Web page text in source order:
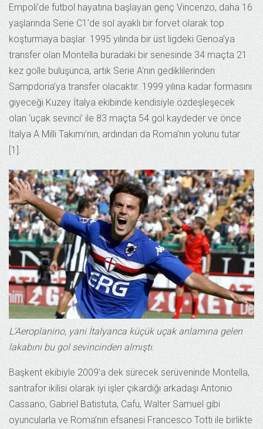
Empoli’de futbol hayatına başlayan genç Vincenzo, daha 16
yaşlarında Serie C1’de sol ayaklı bir forvet olarak top
koşturmaya başlar. 1995 yılında bir üst ligdeki Genoa’ya
transfer olan Montella buradaki bir senesinde 34 maçta 21
kez golle buluşunca, artık Serie A’nın gediklilerinden
Sampdoria’ya transfer olacaktır. 1999 yılına kadar formasını
giyeceği Kuzey İtalya ekibinde kendisiyle özdeşleşecek
olan ‘uçak sevinci’ ile 83 maçta 54 gol kaydeder ve önce
İtalya A Milli Takımı’nın, ardından da Roma’nın yolunu tutar
[1].
L’Aeroplanino, yani İtalyanca küçük uçak anlamına gelen
lakabını bu gol sevincinden almıştı.
Başkent ekibiyle 2009’a dek sürecek serüveninde Montella,
santrafor ikilisi olarak iyi işler çıkardığı arkadaşı Antonio
Cassano, Gabriel Batistuta, Cafu, Walter Samuel gibi
oyuncularla ve Roma’nın efsanesi Francesco Totti ile birlikte